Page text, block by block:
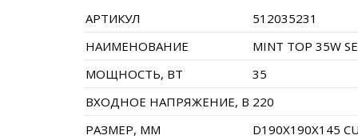
АРТИКУЛ
512035231
НАИМЕНОВАНИЕ
MINT TOP 35W
МОЩНОСТЬ, ВТ
35
ВХОДНОЕ НАПРЯЖЕНИЕ, В 220
РАЗМЕР, ММ
D190X190X145